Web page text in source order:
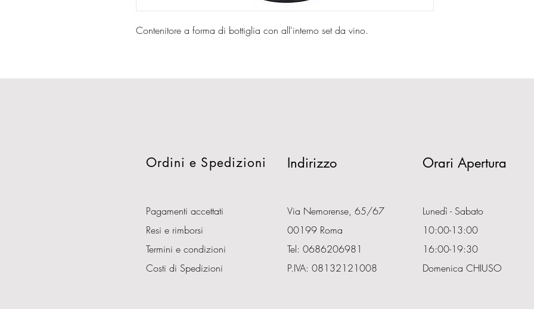
Contenitore a forma di bottiglia con all'interno set da vino.
Ordini e Spedizioni Indirizzo
Pagamenti accettati
Resi e rimborsi
Termini e condizioni
Costi di Spedizioni
Via Nemorense, 65/67
00199 Roma
Tel: 0686206981
P.IVA: 08132121008
Orari Apertura
Lunedì - Sabato
10:00-13:00
16:00-19:30
Domenica CHIUSO